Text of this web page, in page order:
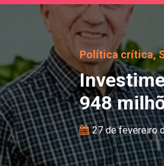
Investimento
Política crítica,
948
27 de fevereiro